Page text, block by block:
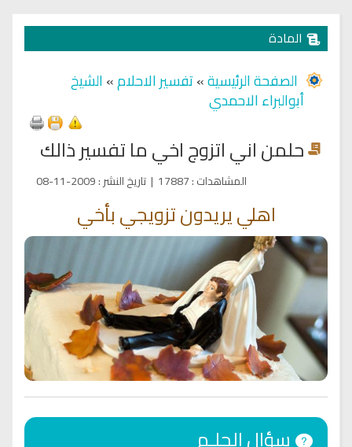
المادة
الصفحة الرئيسية»تفسير الاحلام»الشيخ
أبوالبراء الاحمدي
حلمن اني اتزوج اخي ما تفسير ذالك
المشاهدات:
17887
| تاريخ النشر:
2009-11-08
اهلي يريدون تزويجي بأخي